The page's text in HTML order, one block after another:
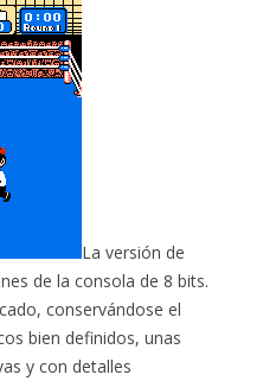
La versión de
de la consola de 8 bits.
conservándose el
bien definidos, unas
y con detalles